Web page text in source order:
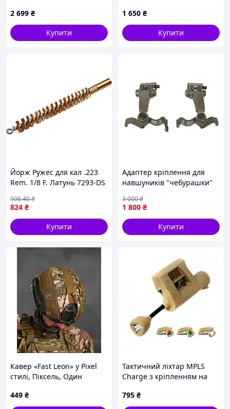
Чорний Vmarket
2 699 ₴
Купити
іншого адаптера NVG
Nectronix NHS-1
1 650 ₴
Купити
Йорж Ружес для кал .223
Rem. 1/8 F. Латунь 7293-DS
824 ₴
906.40₴
Купити
Адаптер кріплення для
навшуників "чебурашки"
1 800 ₴
3 000₴
Купити
Кавер «Fast Leon» у Pixel
стилі, Піксель, Один
449 ₴
Тактичний ліхтар MPLS
Charge з кріпленням на
Койот.a858/2
795 ₴